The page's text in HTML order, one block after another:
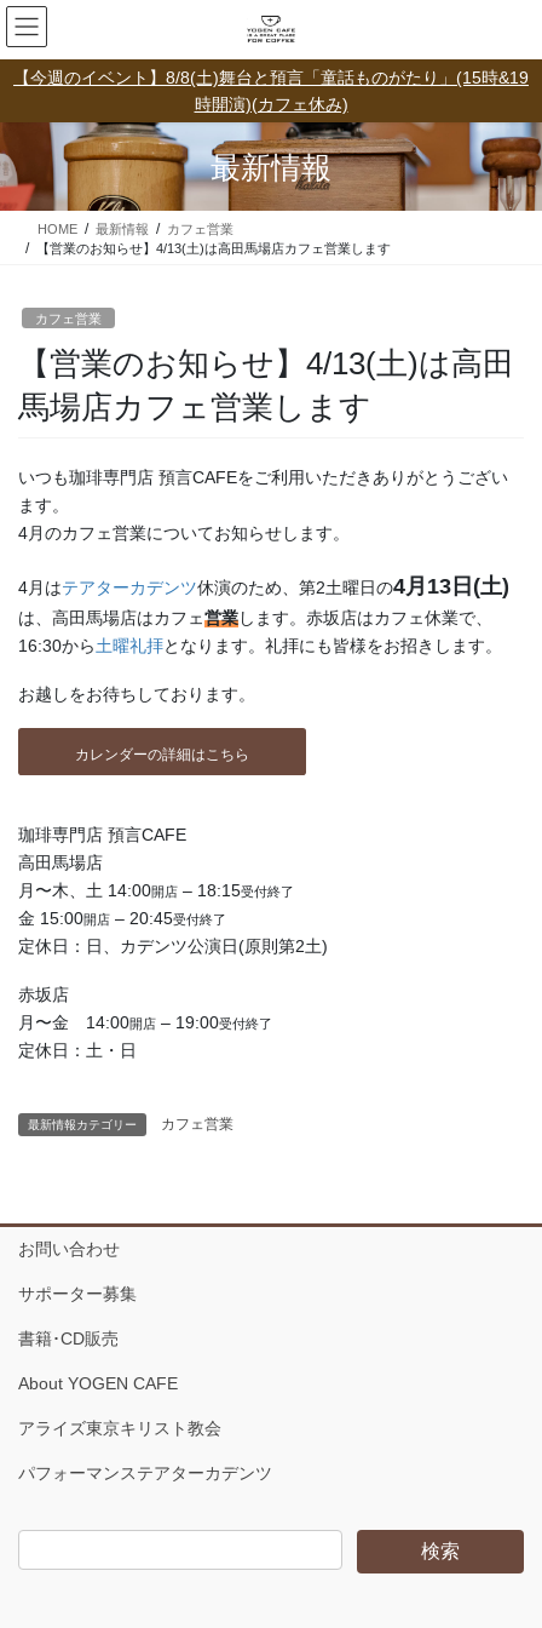
コ
ン
テ
ン
移
動
ナ
ビ
ゲ
ー
ン
に
移
【今週のイベント】8/8(土)舞台と預言「童話ものがたり」(15時&19
時開演)(カフェ休み)
最新情報
HOME 最新情報
カフェ営業
【営業のお知らせ】4/13(土)は高田馬場店カフェ営業します
カフェ営業
【営業のお知らせ】4/13(土)は高田
馬場店カフェ営業します
いつも珈琲専門店 預言CAFEをご利用いただきありがとうござい
ます。
4月のカフェ営業についてお知らせします。
4月はテアターカデンツ休演のため、第2土曜日の4月13日(土)
は、高田馬場店はカフェ営業します。赤坂店はカフェ休業で、
16:30から土曜礼拝となります。礼拝にも皆様をお招きします。
お越しをお待ちしております。
カレンダーの詳細はこちら
珈琲専門店 預言CAFE
高田馬場店
月〜木、土 14:00開店 – 18:15受付終了
金 15:00開店 – 20:45受付終了
定休日：日、カデンツ公演日(原則第2土)
赤坂店
月〜金 14:00開店 – 19:00受付終了
定休日：土・日
最新情報カテゴリー カフェ営業
お問い合わせ
サポーター募集
書籍･CD販売
About YOGEN CAFE
アライズ東京キリスト教会
パフォーマンステアターカデンツ